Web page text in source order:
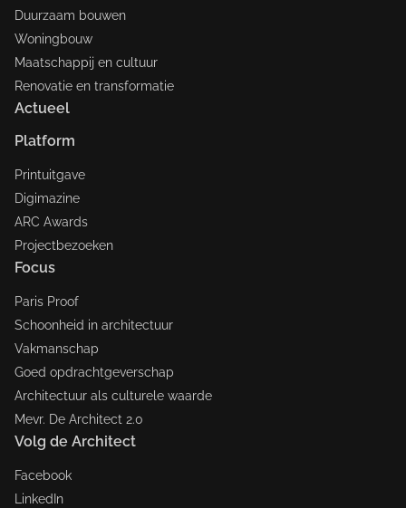
Duurzaam bouwen
Woningbouw
Maatschappij en cultuur
Renovatie en transformatie
Actueel
Platform
Printuitgave
Digimazine
ARC Awards
Projectbezoeken
Focus
Paris Proof
Schoonheid in architectuur
Vakmanschap
Goed opdrachtgeverschap
Architectuur als culturele waarde
Mevr. De Architect 2.0
Volg de Architect
Facebook
LinkedIn